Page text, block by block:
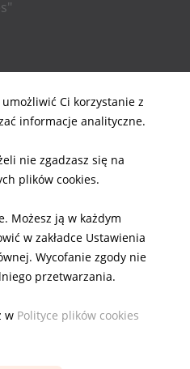
Ci korzystanie z
informacje analityczne.
nie zgadzasz się na
plików cookies.
Możesz ją w każdym
w zakładce Ustawienia
Wycofanie zgody nie
przetwarzania.
w Polityce plików cookies